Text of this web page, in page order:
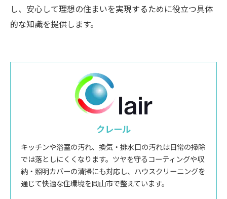
し、安心して理想の住まいを実現するために役立つ具体
的な知識を提供します。
クレール
キッチンや浴室の汚れ、換気・排水口の汚れは日常の掃除
では落としにくくなります。ツヤを守るコーティングや収
納・照明カバーの清掃にも対応し、ハウスクリーニングを
通じて快適な住環境を岡山市で整えています。